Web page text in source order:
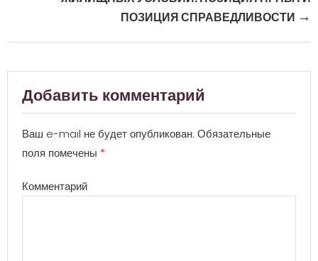
ПОЗИЦИЯ СПРАВЕДЛИВОСТИ →
Добавить комментарий
Ваш e-mail не будет опубликован. Обязательные
поля помечены *
Комментарий